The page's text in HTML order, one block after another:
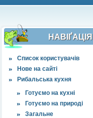
НАВІҐАЦІЯ
Список користувачів
Нове на сайті
Рибальська кухня
Готуємо на кухні
Готуємо на природі
Загальне